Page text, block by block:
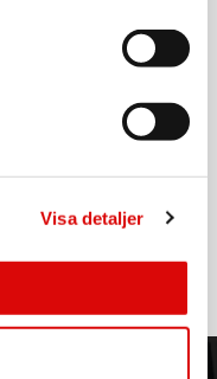
Visa detaljer
1000 mAh 4-pack
Rek: 179,00 kr